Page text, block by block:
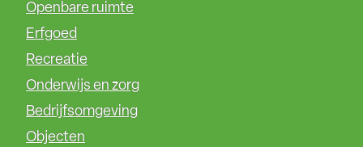
Openbare ruimte
Erfgoed
Recreatie
Onderwijs en zorg
Bedrijfsomgeving
Objecten